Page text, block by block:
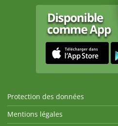
Protection des données
Mentions légales